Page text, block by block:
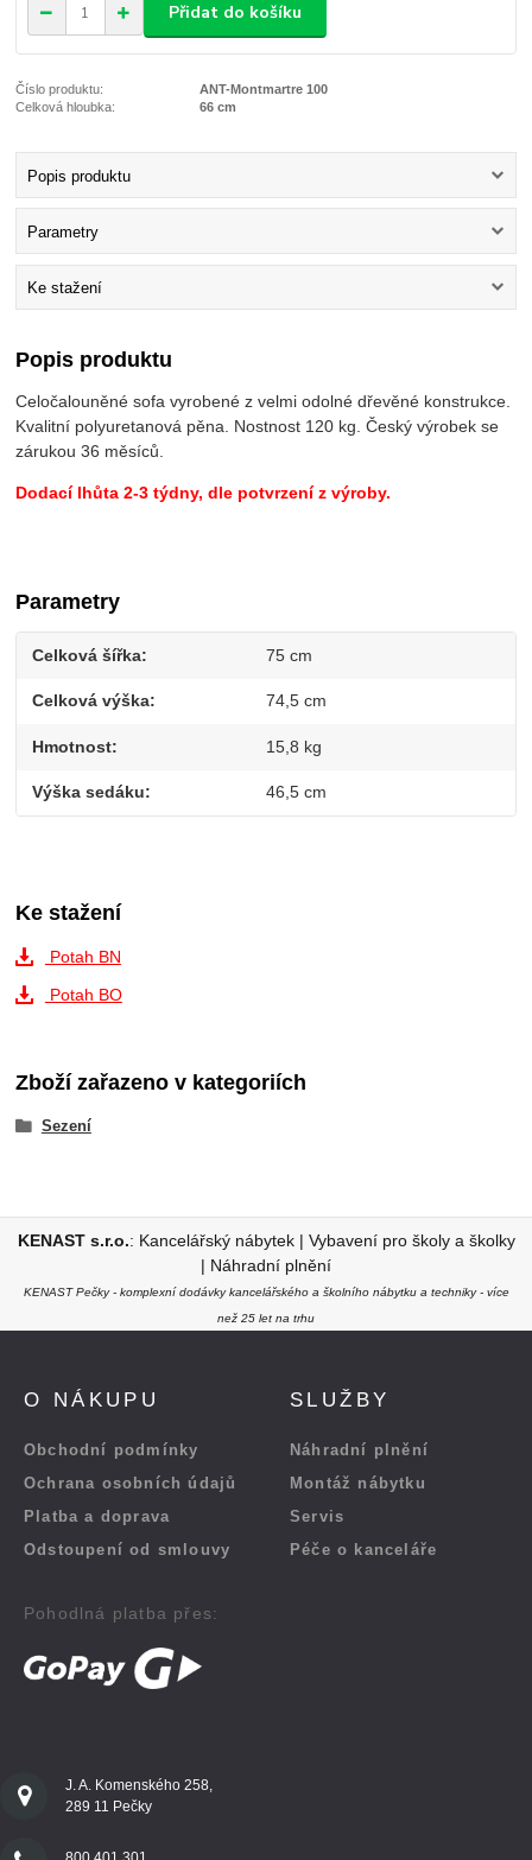
Přidat do košíku
Číslo produktu:
ANT-Montmartre 100
Celková hloubka:
66 cm
Popis produktu
Parametry
Ke stažení
Popis produktu
Celočalouněné sofa vyrobené z velmi odolné dřevěné konstrukce.
Kvalitní polyuretanová pěna. Nostnost 120 kg. Český výrobek se
zárukou 36 měsíců.
Dodací lhůta 2-3 týdny, dle potvrzení z výroby.
Parametry
Celková šířka 75 cm
Celková výška 74,5 cm
Hmotnost 15,8 kg
Výška sedáku 46,5 cm
Ke stažení
Potah BN
Potah BO
Zboží zařazeno v kategoriích
Sezení
KENAST s.r.o.: Kancelářský nábytek | Vybavení pro školy a školky
| Náhradní plnění
KENAST Pečky - komplexní dodávky kancelářského a školního nábytku a techniky - více
než 25 let na trhu
O NÁKUPU
Obchodní podmínky
Ochrana osobních údajů
Platba a doprava
Odstoupení od smlouvy
Pohodlná platba přes:
SLUŽBY
Náhradní plnění
Montáž nábytku
Servis
Péče o kanceláře
J. A. Komenského 258,
289 11 Pečky